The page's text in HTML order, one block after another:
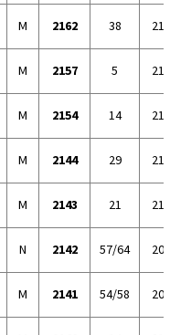
M 2162 38
M 2157 5
M 2154 14
M 2144 29
M 2143 21
N 2142 57/64
M 2141 54/58